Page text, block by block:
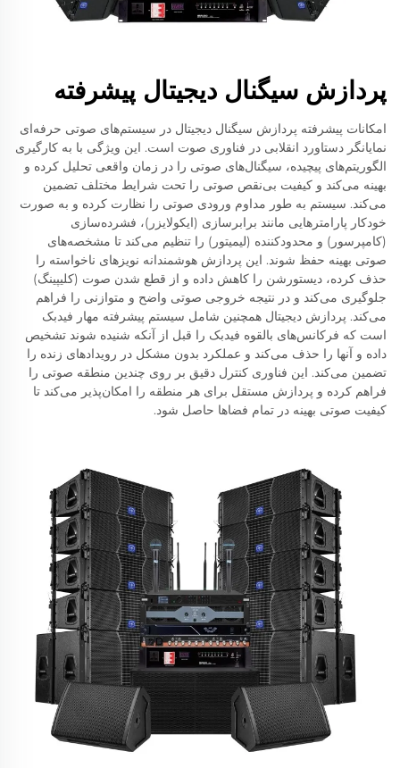
پردازش سیگنال دیجیتال پیشرفته
امکانات پیشرفته پردازش سیگنال دیجیتال در سیستم‌های صوتی حرفه‌ای
نمایانگر دستاورد انقلابی در فناوری صوت است. این ویژگی با به کارگیری
الگوریتم‌های پیچیده، سیگنال‌های صوتی را در زمان واقعی تحلیل کرده و
بهینه می‌کند و کیفیت بی‌نقص صوتی را تحت شرایط مختلف تضمین
می‌کند. سیستم به طور مداوم ورودی صوتی را نظارت کرده و به صورت
خودکار پارامترهایی مانند برابرسازی (ایکولایزر)، فشرده‌سازی
(کامپرسور) و محدودکننده (لیمیتور) را تنظیم می‌کند تا مشخصه‌های
صوتی بهینه حفظ شوند. این پردازش هوشمندانه نویزهای ناخواسته را
حذف کرده، دیستورشن را کاهش داده و از قطع شدن صوت (کلیپینگ)
جلوگیری می‌کند و در نتیجه خروجی صوتی واضح و متوازنی را فراهم
می‌کند. پردازش دیجیتال همچنین شامل سیستم پیشرفته مهار فیدبک
است که فرکانس‌های بالقوه فیدبک را قبل از آنکه شنیده شوند تشخیص
داده و آنها را حذف می‌کند و عملکرد بدون مشکل در رویدادهای زنده را
تضمین می‌کند. این فناوری کنترل دقیق بر روی چندین منطقه صوتی را
فراهم کرده و پردازش مستقل برای هر منطقه را امکان‌پذیر می‌کند تا
کیفیت صوتی بهینه در تمام فضاها حاصل شود.